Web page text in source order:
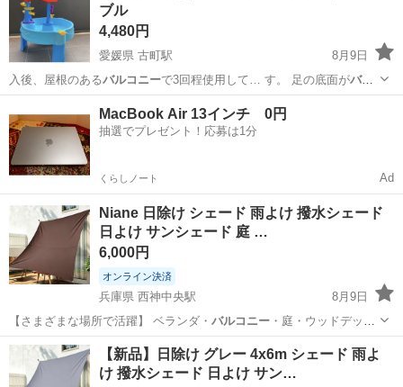
ブル
4,480円
愛媛県 古町駅
8月9日
入後、屋根のあるバルコニーで3回程使用して… す。 足の底面がバル
コニーとのスレで1番傷…
MacBook Air 13インチ 0円
抽選でプレゼント！応募は1分
くらしノート Ad
Niane 日除け シェード 雨よけ 撥水シェード
日よけ サンシェード 庭 …
6,000円
オンライン決済
兵庫県 西神中央駅
8月9日
【さまざまな場所で活躍】 ベランダ・ バルコニー・庭・ウッドデッ
キ・テラス・玄関先・…
兵庫 神戸市 西神中央駅 家庭用品 パーゴラ
【新品】日除け グレー 4x6m シェード 雨よ
け 撥水シェード 日よけ サン…